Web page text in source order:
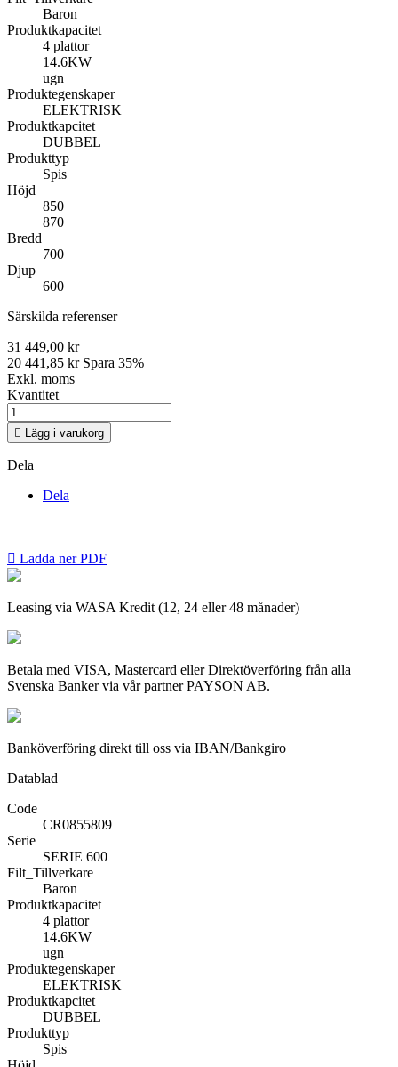
Baron
Produktkapacitet
4 plattor
14.6KW
ugn
Produktegenskaper
ELEKTRISK
Produktkapcitet
DUBBEL
Produkttyp
Spis
Höjd
850
870
Bredd
700
Djup
600
Särskilda referenser
31 449,00 kr
20 441,85 kr Spara 35%
Exkl. moms
Kvantitet
 Lägg i varukorg
Dela
Dela
 Ladda ner PDF
Leasing via WASA Kredit (12, 24 eller 48 månader)
Betala med VISA, Mastercard eller Direktöverföring från alla
Svenska Banker via vår partner PAYSON AB.
Banköverföring direkt till oss via IBAN/Bankgiro
Datablad
Code
CR0855809
Serie
SERIE 600
Filt_Tillverkare
Baron
Produktkapacitet
4 plattor
14.6KW
ugn
Produktegenskaper
ELEKTRISK
Produktkapcitet
DUBBEL
Produkttyp
Spis